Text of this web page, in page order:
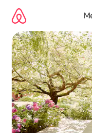
directement
contenu